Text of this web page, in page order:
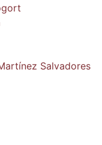
Salvadores